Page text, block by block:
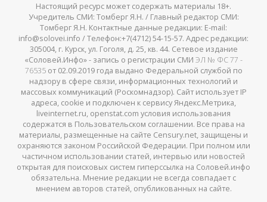
Настоящий ресурс может содержать материалы 18+.
Учредитель СМИ: Томберг Я.Н. / Главный редактор СМИ:
Томберг Я.Н. Контактные данные редакции: E-mail:
info@solovei.info / Телефон:+7(4712) 54-15-57. Адрес редакции:
305004, г. Курск, ул. Гоголя, д. 25, кв. 44. Сетевое издание
«Соловей.Инфо» - запись о регистрации СМИ ЭЛ № ФС 77 -
76535от 02.09.2019 года выдано Федеральной службой по
надзору в сфере связи, информационных технологий и
массовых коммуникаций (Роскомнадзор). Сайт использует IP
адреса, cookie и подключен к сервису Яндекс.Метрика,
liveinternet.ru, openstat.com условия использования
содержатся в Пользовательском соглашении. Все права на
материалы, размещенные на сайте Censury.net, защищены и
охраняются законом Российской Федерации. При полном или
частичном использовании статей, интервью или новостей
открытая для поисковых систем гиперссылка на Соловей.инфо
обязательна. Мнение редакции не всегда совпадает с
мнением авторов статей, опубликованных на сайте.